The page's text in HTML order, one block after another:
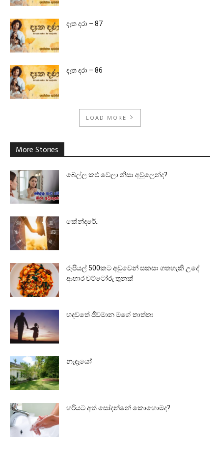
දෑත දරා – 87
දෑත දරා – 86
LOAD MORE
More Stories
බෙල්ල කළු වෙලා නිසා අවුලෙන්ද?
කේන්දරේ..
රුපියල් 500කට අඩුවෙන් සකසා ගතහැකි උදේ
ආහාර වට්ටෝරු තුනක්
හදවතේ ජීවමාන මගේ තාත්තා
නෑදෑයෝ
හරියට අත් සෝදන්නේ කොහොමද?